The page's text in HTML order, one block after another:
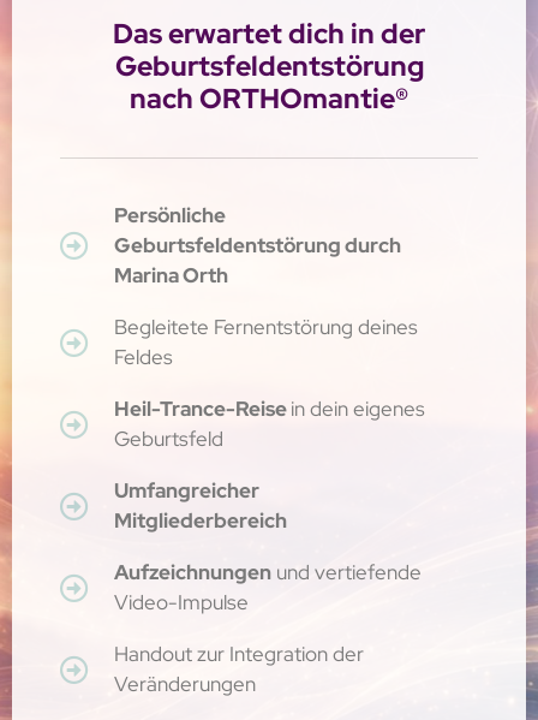
Das erwartet dich in der
Geburtsfeldentstörung
nach ORTHOmantie®
Persönliche
Geburtsfeldentstörung durch
Marina Orth
Begleitete Fernentstörung deines
Feldes
Heil-Trance-Reisein dein eigenes
Geburtsfeld
Umfangreicher
Mitgliederbereich
Aufzeichnungen und vertiefende
Video-Impulse
Handout zur Integration der
Veränderungen